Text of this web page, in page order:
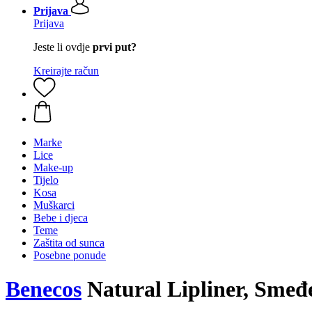
Prijava
Prijava
Jeste li ovdje prvi put?
Kreirajte račun
Marke
Lice
Make-up
Tijelo
Kosa
Muškarci
Bebe i djeca
Teme
Zaštita od sunca
Posebne ponude
Benecos Natural Lipliner,